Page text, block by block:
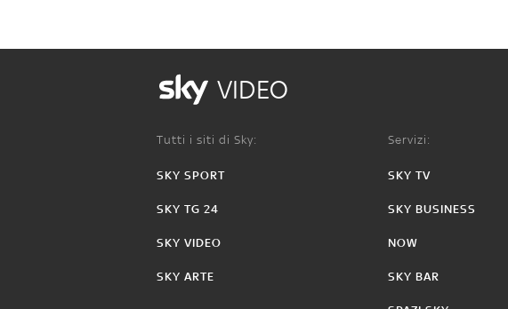
VIDEO
Tutti i siti di Sky:
SKY SPORT
SKY TG 24
SKY VIDEO
SKY ARTE
Servizi:
SKY TV
SKY BUSINESS
NOW
SKY BAR